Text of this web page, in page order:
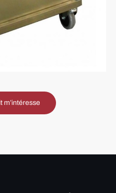
m’intéresse